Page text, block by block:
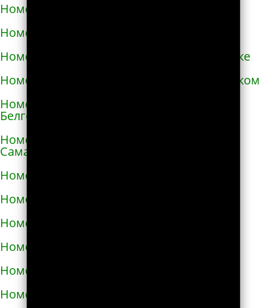
Номера телефонов такси в Алейске
Номера телефонов такси в Александрове
Номера телефонов такси в Александровске
Номера телефонов такси в Александровском
Номера телефонов такси в Алексеевке
Белгородской области
Номера телефонов такси в Алексеевке
Самарской области
Номера телефонов такси в Алексине
Номера телефонов такси в Алупке
Номера телефонов такси в Алуште
Номера телефонов такси в Альметьевске
Номера телефонов такси в Амурске
Номера телефонов такси в Анадыре